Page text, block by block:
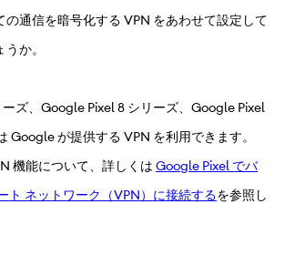
の通信を暗号化する VPN をあわせて設定して
か。
ズ、Google Pixel 8 シリーズ、Google Pixel
Google が提供する VPN を利用できます。
機能について、詳しくは Google Pixel でバ
ト ネットワーク（VPN）に接続するを参照し